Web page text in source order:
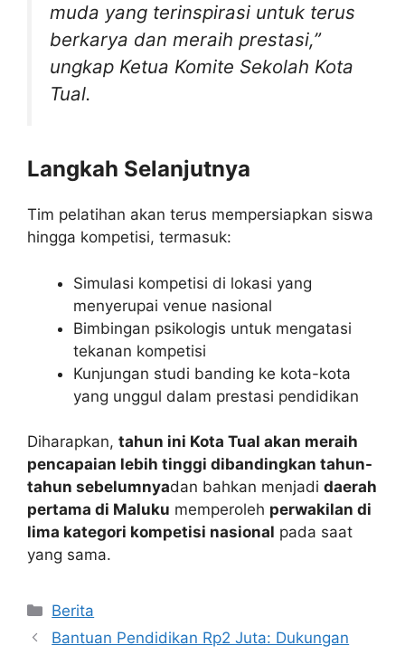
muda yang terinspirasi untuk terus
berkarya dan meraih prestasi,”
ungkap Ketua Komite Sekolah Kota
Tual.
Langkah Selanjutnya
Tim pelatihan akan terus mempersiapkan siswa
hingga kompetisi, termasuk:
Simulasi kompetisi di lokasi yang
menyerupai venue nasional
Bimbingan psikologis untuk mengatasi
tekanan kompetisi
Kunjungan studi banding ke kota-kota
yang unggul dalam prestasi pendidikan
Diharapkan, tahun ini Kota Tual akan meraih
pencapaian lebih tinggi dibandingkan tahun-
tahun sebelumnyadan bahkan menjadi daerah
pertama di Maluku memperoleh perwakilan di
lima kategori kompetisi nasional pada saat
yang sama.
Kategori
Berita
Bantuan Pendidikan Rp2 Juta: Dukungan